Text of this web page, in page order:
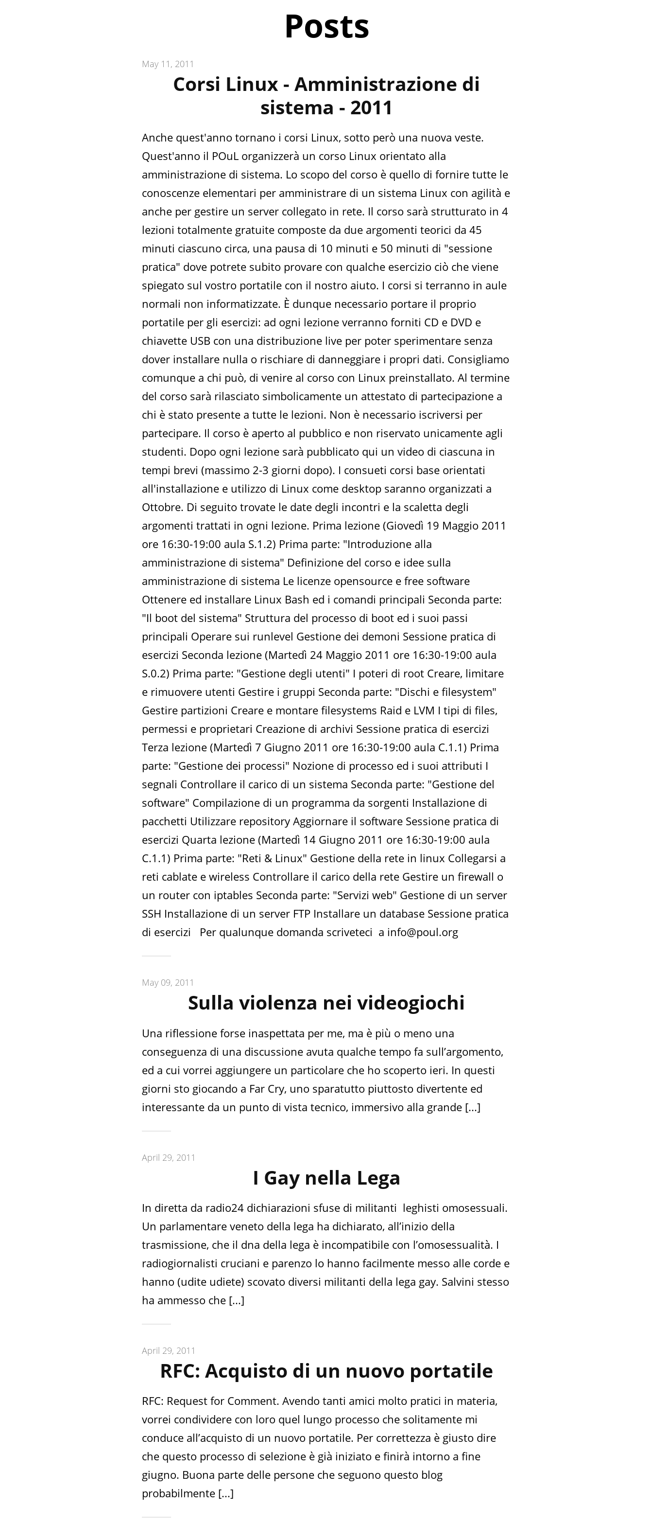
Posts
May 11, 2011
Corsi Linux - Amministrazione di
sistema - 2011
Anche quest'anno tornano i corsi Linux, sotto però una nuova veste.
Quest'anno il POuL organizzerà un corso Linux orientato alla
amministrazione di sistema. Lo scopo del corso è quello di fornire tutte le
conoscenze elementari per amministrare di un sistema Linux con agilità e
anche per gestire un server collegato in rete. Il corso sarà strutturato in 4
lezioni totalmente gratuite composte da due argomenti teorici da 45
minuti ciascuno circa, una pausa di 10 minuti e 50 minuti di "sessione
pratica" dove potrete subito provare con qualche esercizio ciò che viene
spiegato sul vostro portatile con il nostro aiuto. I corsi si terranno in aule
normali non informatizzate. È dunque necessario portare il proprio
portatile per gli esercizi: ad ogni lezione verranno forniti CD e DVD e
chiavette USB con una distribuzione live per poter sperimentare senza
dover installare nulla o rischiare di danneggiare i propri dati. Consigliamo
comunque a chi può, di venire al corso con Linux preinstallato. Al termine
del corso sarà rilasciato simbolicamente un attestato di partecipazione a
chi è stato presente a tutte le lezioni. Non è necessario iscriversi per
partecipare. Il corso è aperto al pubblico e non riservato unicamente agli
studenti. Dopo ogni lezione sarà pubblicato qui un video di ciascuna in
tempi brevi (massimo 2-3 giorni dopo). I consueti corsi base orientati
all'installazione e utilizzo di Linux come desktop saranno organizzati a
Ottobre. Di seguito trovate le date degli incontri e la scaletta degli
argomenti trattati in ogni lezione. Prima lezione (Giovedì 19 Maggio 2011
ore 16:30-19:00 aula S.1.2) Prima parte: "Introduzione alla
amministrazione di sistema" Definizione del corso e idee sulla
amministrazione di sistema Le licenze opensource e free software
Ottenere ed installare Linux Bash ed i comandi principali Seconda parte:
"Il boot del sistema" Struttura del processo di boot ed i suoi passi
principali Operare sui runlevel Gestione dei demoni Sessione pratica di
esercizi Seconda lezione (Martedì 24 Maggio 2011 ore 16:30-19:00 aula
S.0.2) Prima parte: "Gestione degli utenti" I poteri di root Creare, limitare
e rimuovere utenti Gestire i gruppi Seconda parte: "Dischi e filesystem"
Gestire partizioni Creare e montare filesystems Raid e LVM I tipi di files,
permessi e proprietari Creazione di archivi Sessione pratica di esercizi
Terza lezione (Martedì 7 Giugno 2011 ore 16:30-19:00 aula C.1.1) Prima
parte: "Gestione dei processi" Nozione di processo ed i suoi attributi I
segnali Controllare il carico di un sistema Seconda parte: "Gestione del
software" Compilazione di un programma da sorgenti Installazione di
pacchetti Utilizzare repository Aggiornare il software Sessione pratica di
esercizi Quarta lezione (Martedì 14 Giugno 2011 ore 16:30-19:00 aula
C.1.1) Prima parte: "Reti & Linux" Gestione della rete in linux Collegarsi a
reti cablate e wireless Controllare il carico della rete Gestire un firewall o
un router con iptables Seconda parte: "Servizi web" Gestione di un server
SSH Installazione di un server FTP Installare un database Sessione pratica
di esercizi Per qualunque domanda scriveteci a info@poul.org
May 09, 2011
Sulla violenza nei videogiochi
Una riflessione forse inaspettata per me, ma è più o meno una
conseguenza di una discussione avuta qualche tempo fa sull’argomento,
ed a cui vorrei aggiungere un particolare che ho scoperto ieri. In questi
giorni sto giocando a Far Cry, uno sparatutto piuttosto divertente ed
interessante da un punto di vista tecnico, immersivo alla grande [...]
April 29, 2011
I Gay nella Lega
In diretta da radio24 dichiarazioni sfuse di militanti leghisti omosessuali.
Un parlamentare veneto della lega ha dichiarato, all’inizio della
trasmissione, che il dna della lega è incompatibile con l’omosessualità. I
radiogiornalisti cruciani e parenzo lo hanno facilmente messo alle corde e
hanno (udite udiete) scovato diversi militanti della lega gay. Salvini stesso
ha ammesso che [...]
April 29, 2011
RFC: Acquisto di un nuovo portatile
RFC: Request for Comment. Avendo tanti amici molto pratici in materia,
vorrei condividere con loro quel lungo processo che solitamente mi
conduce all’acquisto di un nuovo portatile. Per correttezza è giusto dire
che questo processo di selezione è già iniziato e finirà intorno a fine
giugno. Buona parte delle persone che seguono questo blog
probabilmente [...]